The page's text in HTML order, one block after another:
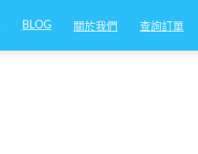
BLOG 關於我們 查詢訂單